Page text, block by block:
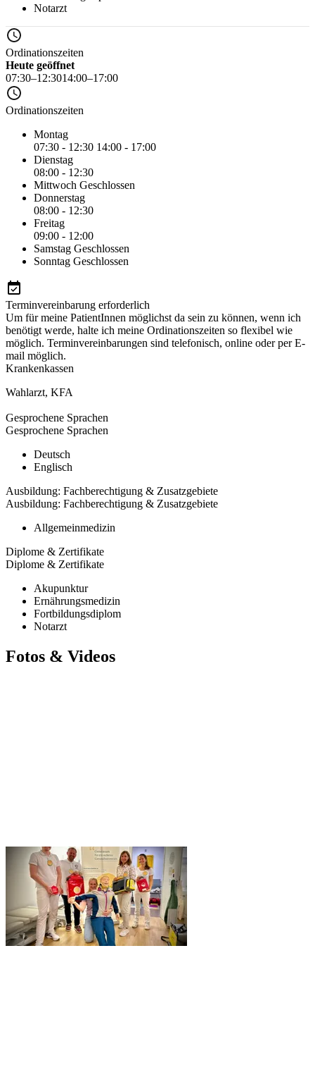
Notarzt
Ordinationszeiten
Heute geöffnet
07:30–12:3014:00–17:00
Ordinationszeiten
Montag
07:30 - 12:30 14:00 - 17:00
Dienstag
08:00 - 12:30
Mittwoch Geschlossen
Donnerstag
08:00 - 12:30
Freitag
09:00 - 12:00
Samstag Geschlossen
Sonntag Geschlossen
Terminvereinbarung erforderlich
Um für meine PatientInnen möglichst da sein zu können, wenn ich
benötigt werde, halte ich meine Ordinationszeiten so flexibel wie
möglich. Terminvereinbarungen sind telefonisch, online oder per E-
mail möglich.
Krankenkassen
Wahlarzt, KFA
Gesprochene Sprachen
Gesprochene Sprachen
Deutsch
Englisch
Ausbildung: Fachberechtigung & Zusatzgebiete
Ausbildung: Fachberechtigung & Zusatzgebiete
Allgemeinmedizin
Diplome & Zertifikate
Diplome & Zertifikate
Akupunktur
Ernährungsmedizin
Fortbildungsdiplom
Notarzt
Fotos & Videos